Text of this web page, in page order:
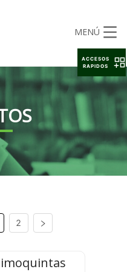
MENÚ
2
ACCESOS
RAPIDOS